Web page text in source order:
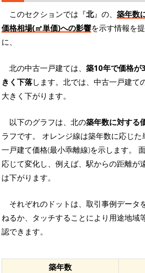
このセクションでは『北』の、 築年数
価格相場(㎡単価)への影響を示す情報を
に、
北の中古一戸建ては、 築10年で価格
きく下落します。北では、中古一戸建て
大きく下がります。
以下のグラフは、北の築年数に対する
ラフです。 オレンジ線は築年数に応じ
一戸建て価格(最小乖離線)を示します。
応じて変化し、例えば、駅からの距離が
は下がります。
それぞれのドットは、取引事例データ
ねるか、タッチすることにより用途地域
認できます。
築年数